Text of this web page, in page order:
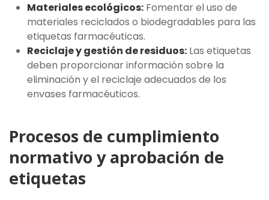
Materiales ecológicos: Fomentar el uso de
materiales reciclados o biodegradables para las
etiquetas farmacéuticas.
Reciclaje y gestión de residuos: Las etiquetas
deben proporcionar información sobre la
eliminación y el reciclaje adecuados de los
envases farmacéuticos.
Procesos de cumplimiento
normativo y aprobación de
etiquetas